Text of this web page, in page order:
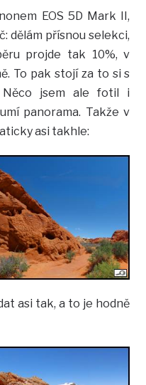
EOS 5D Mark II,
dělám přísnou selekci,
projde tak 10%, v
To pak stojí za to si s
jsem ale fotil i
panorama. Takže v
asi takhle:
asi tak, a to je hodně